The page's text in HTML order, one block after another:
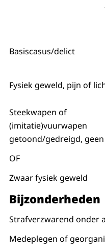
Basiscasus/delict
Fysiek geweld, pijn of
Steekwapen of
(imitatie)vuurwapen
getoond/gedreigd,
OF
Zwaar fysiek geweld
Bijzonderheden
Strafverzwarend onder
Medeplegen of